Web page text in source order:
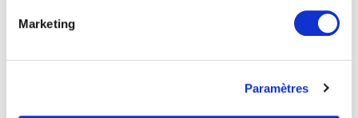
Marketing
Paramètres